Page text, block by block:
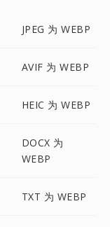
JPEG 为 WEBP
AVIF 为 WEBP
HEIC 为 WEBP
DOCX 为
WEBP
TXT 为 WEBP